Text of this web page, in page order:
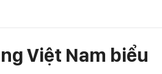
Việt Nam biểu